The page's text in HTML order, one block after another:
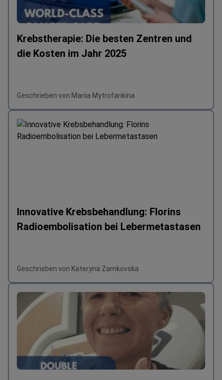
Krebstherapie: Die besten Zentren und
die Kosten im Jahr 2025
Geschrieben von Mariia Mytrofankina
Innovative Krebsbehandlung: Florins
Radioembolisation bei Lebermetastasen
Geschrieben von Kateryna Zamkovska